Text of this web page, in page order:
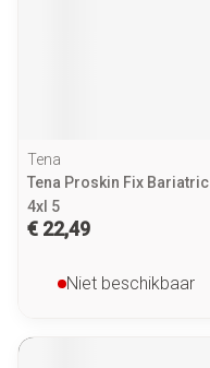
Tena
Tena Proskin Fix Bariatric
4xl 5
€ 22,49
Niet beschikbaar